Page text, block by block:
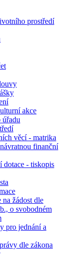
prostředí
akce
úřadu
věcí - matrika
finanční
dotace - tiskopis
na žádost dle
o svobodném
pro jednání a
dle zákona